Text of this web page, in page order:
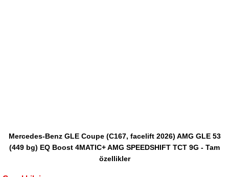
Mercedes-Benz GLE Coupe (C167, facelift 2026) AMG GLE 53
(449 bg) EQ Boost 4MATIC+ AMG SPEEDSHIFT TCT 9G - Tam
özellikler